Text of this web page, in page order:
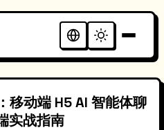
移动端 H5 AI 智能体聊
实战指南